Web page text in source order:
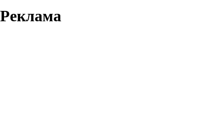
Реклама